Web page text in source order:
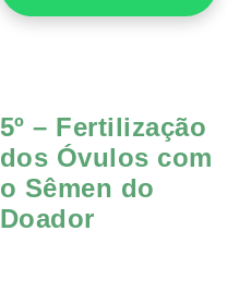
5º – Fertilização
dos Óvulos com
o Sêmen do
Doador